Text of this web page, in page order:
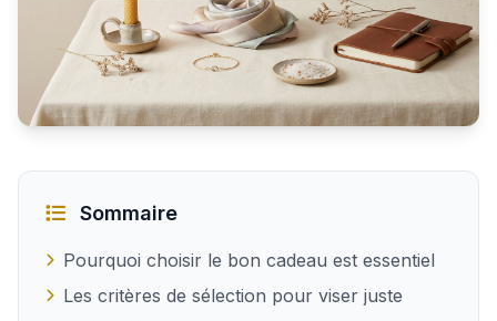
Sommaire
Pourquoi choisir le bon cadeau est essentiel
Les critères de sélection pour viser juste